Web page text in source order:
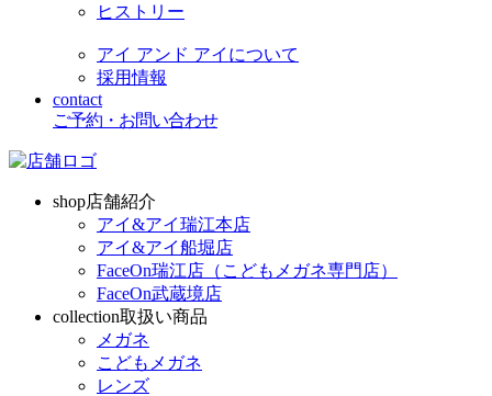
ヒストリー
アイ アンド アイについて
採用情報
contact
ご予約・お問い合わせ
shop店舗紹介
アイ&アイ瑞江本店
アイ&アイ船堀店
FaceOn瑞江店（こどもメガネ専門店）
FaceOn武蔵境店
collection取扱い商品
メガネ
こどもメガネ
レンズ